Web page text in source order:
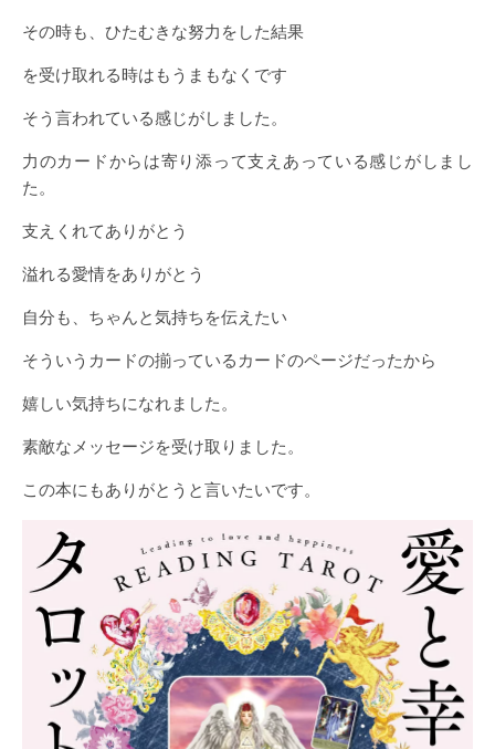
その時も、ひたむきな努力をした結果
を受け取れる時はもうまもなくです
そう言われている感じがしました。
力のカードからは寄り添って支えあっている感じがしまし
た。
支えくれてありがとう
溢れる愛情をありがとう
自分も、ちゃんと気持ちを伝えたい
そういうカードの揃っているカードのページだったから
嬉しい気持ちになれました。
素敵なメッセージを受け取りました。
この本にもありがとうと言いたいです。